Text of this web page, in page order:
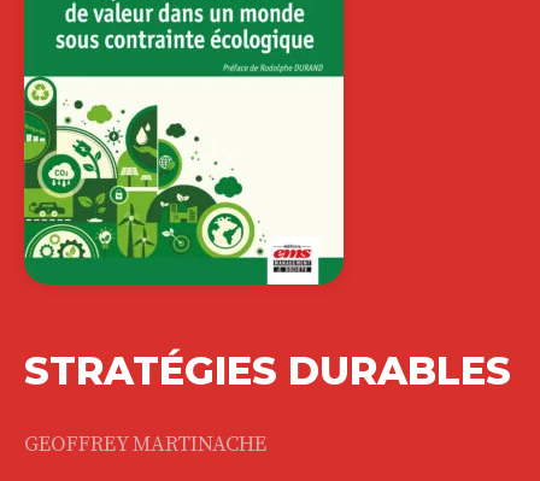
STRATÉGIES DURABLES
GEOFFREY MARTINACHE